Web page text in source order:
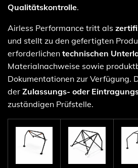
Qualitätskontrolle.
Airless Performance tritt als
und stellt zu den gefertigten
erforderlichen technischen
Materialnachweise sowie
Dokumentationen zur Verfügung.
der Zulassungs- oder
zuständigen Prüfstelle.